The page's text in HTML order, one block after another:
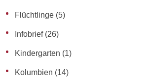
Flüchtlinge (5)
Infobrief(26)
Kindergarten (1)
Kolumbien (14)